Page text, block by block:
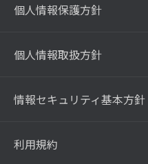
個人情報保護方針
個人情報取扱方針
情報セキュリティ基本方針
利用規約